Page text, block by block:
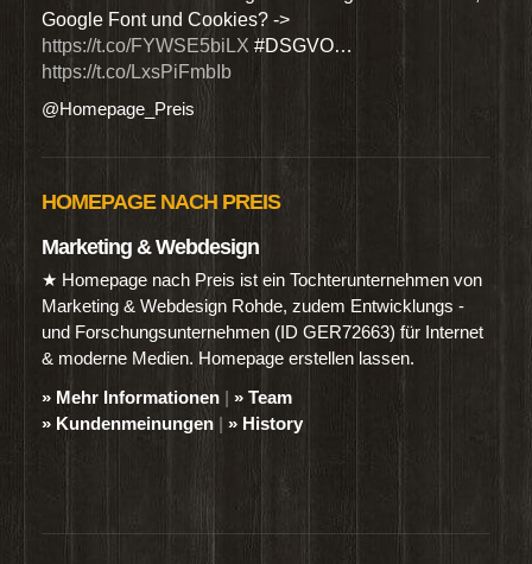
Google Font und Cookies? ->
https://t.co/FYWSE5biLX #DSGVO…
https://t.co/LxsPiFmbIb
@Homepage_Preis
HOMEPAGE NACH PREIS
Marketing & Webdesign
★ Homepage nach Preis ist ein Tochterunternehmen von
Marketing & Webdesign Rohde, zudem Entwicklungs -
und Forschungsunternehmen (ID GER72663) für Internet
& moderne Medien. Homepage erstellen lassen.
» Mehr Informationen | » Team
» Kundenmeinungen | » History